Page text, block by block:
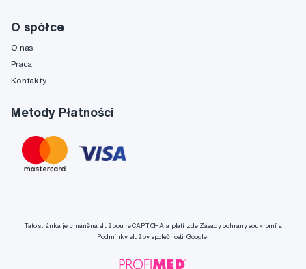
O spółce
O nas
Praca
Kontakty
Metody Płatności
Tato stránka je chráněna službou reCAPTCHA a platí zde Zásady ochrany soukromí a
Podmínky službyspolečnosti Google.